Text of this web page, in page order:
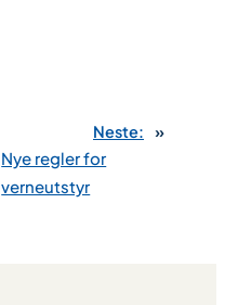
Neste:
Nye regler for
verneutstyr
»